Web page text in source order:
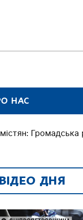
НАС
Громадська
ДНЯ